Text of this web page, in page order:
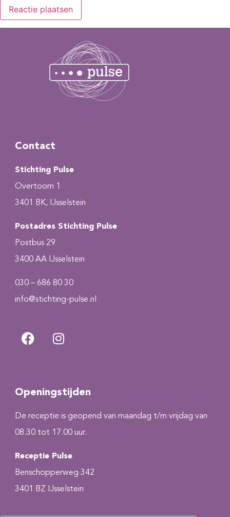
Contact
Stichting Pulse
Overtoom 1
3401 BK, IJsselstein
Postadres Stichting Pulse
Postbus 29
3400 AA IJsselstein
030 – 686 80 30
info@stichting-pulse.nl
Openingstijden
De receptie is geopend van maandag t/m vrijdag van
08.30 tot 17.00 uur.
Receptie Pulse
Benschopperweg 342
3401 BZ IJsselstein